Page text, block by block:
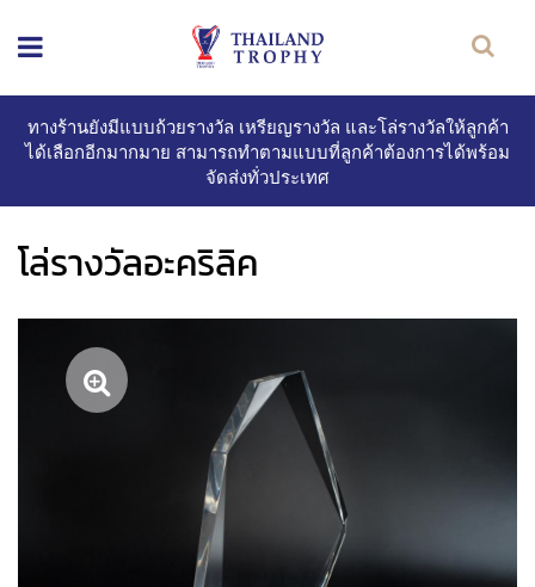
ทางร้านยังมีแบบถ้วยรางวัล เหรียญรางวัล และโล่รางวัลให้ลูกค้า
ได้เลือกอีกมากมาย สามารถทำตามแบบที่ลูกค้าต้องการได้พร้อม
จัดส่งทั่วประเทศ
โล่รางวัลอะคริลิค